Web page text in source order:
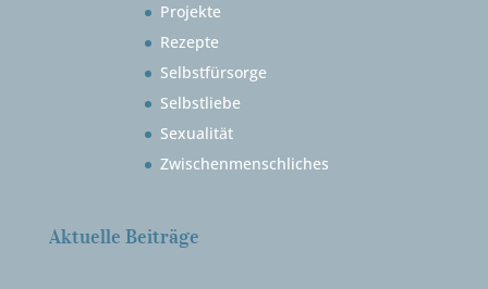
Projekte
Rezepte
Selbstfürsorge
Selbstliebe
Sexualität
Zwischenmenschliches
Aktuelle Beiträge